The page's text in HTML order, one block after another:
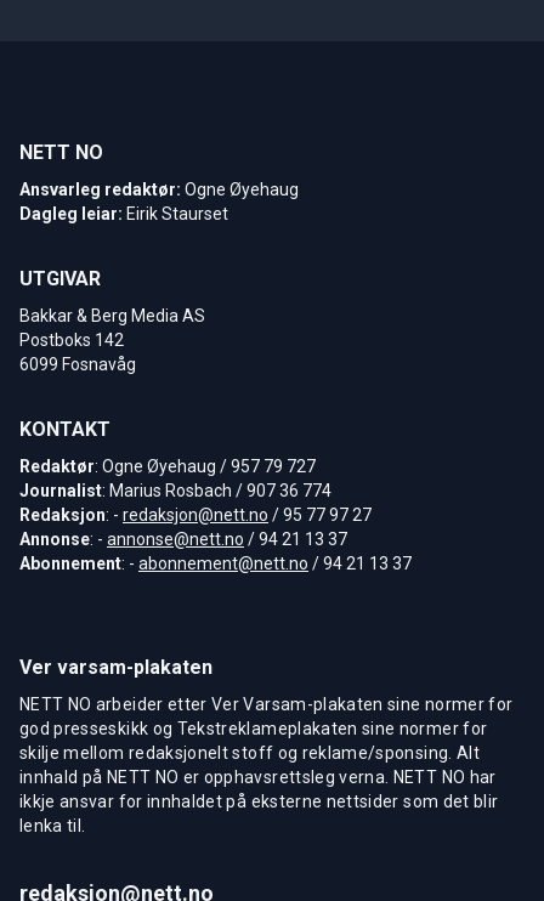
NETT NO
Ansvarleg redaktør: Ogne Øyehaug
Dagleg leiar: Eirik Staurset
UTGIVAR
Bakkar & Berg Media AS
Postboks 142
6099 Fosnavåg
KONTAKT
Redaktør: Ogne Øyehaug / 957 79 727
Journalist: Marius Rosbach / 907 36 774
Redaksjon: - redaksjon@nett.no / 95 77 97 27
Annonse: - annonse@nett.no / 94 21 13 37
Abonnement: - abonnement@nett.no / 94 21 13 37
Ver varsam-plakaten
NETT NO arbeider etter Ver Varsam-plakaten sine normer for
god presseskikk og Tekstreklameplakaten sine normer for
skilje mellom redaksjonelt stoff og reklame/sponsing. Alt
innhald på NETT NO er opphavsrettsleg verna. NETT NO har
ikkje ansvar for innhaldet på eksterne nettsider som det blir
lenka til.
redaksjon@nett.no